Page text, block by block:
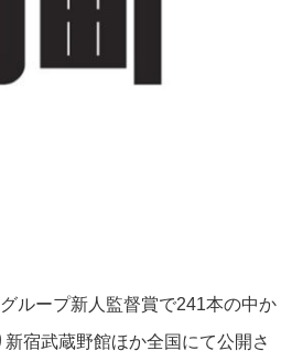
ループ新人監督賞で241本の中か
宿武蔵野館ほか全国にて公開さ